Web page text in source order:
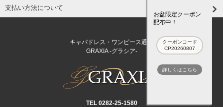
支払い方法について
キャバドレス・ワンピース通販
GRAXIA -グラシア-
TEL 0282‐25‐1580
お盆限定クーポン
配布中！
クーポンコード
CP20260807
詳しくはこちら